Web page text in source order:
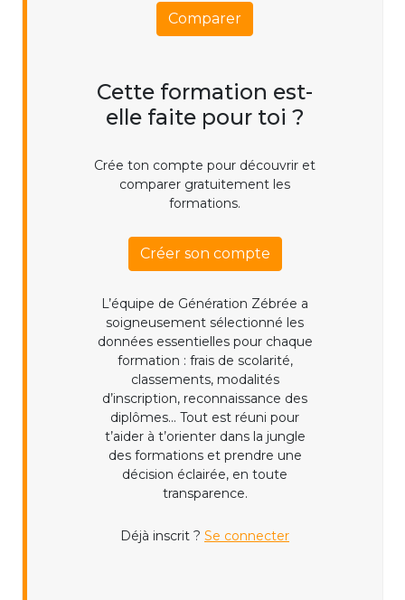
Comparer
Cette formation est-
elle faite pour toi ?
Crée ton compte pour découvrir et
comparer gratuitement les
formations.
Créer son compte
L’équipe de Génération Zébrée a
soigneusement sélectionné les
données essentielles pour chaque
formation : frais de scolarité,
classements, modalités
d’inscription, reconnaissance des
diplômes... Tout est réuni pour
t’aider à t’orienter dans la jungle
des formations et prendre une
décision éclairée, en toute
transparence.
Déjà inscrit ? Se connecter